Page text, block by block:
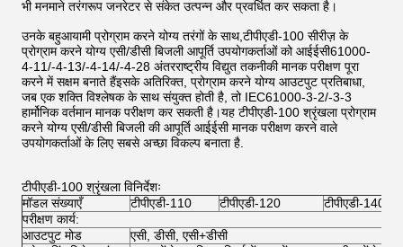
भी मनमाने तरंगरूप जनरेटर से संकेत उत्पन्न और प्रवर्धित कर सकता है।
उनके बहुआयामी प्रोग्राम करने योग्य तरंगों के साथ,टीपीएडी-100 सीरीज़ के
प्रोग्राम करने योग्य एसी/डीसी बिजली आपूर्ति उपयोगकर्ताओं को आईईसी61000-
4-11/-4-13/-4-14/-4-28 अंतरराष्ट्रीय विद्युत तकनीकी मानक परीक्षण पूरा
करने में सक्षम बनाते हैंइसके अतिरिक्त, प्रोग्राम करने योग्य आउटपुट प्रतिबाधा,
जब एक शक्ति विश्लेषक के साथ संयुक्त होती है, तो IEC61000-3-2/-3-3
हार्मोनिक वर्तमान मानक परीक्षण कर सकती है।यह टीपीएडी-100 श्रृंखला प्रोग्राम
करने योग्य एसी/डीसी बिजली की आपूर्ति आईईसी मानक परीक्षण करने वाले
उपयोगकर्ताओं के लिए सबसे अच्छा विकल्प बनाता है.
टीपीएडी-100 श्रृंखला विनिर्देशः
मॉडल संख्याएँ
टीपीएडी-110 टीपीएडी-120
टीपीएडी-140
परीक्षण कार्य:
आउटपुट मोड
एसी, डीसी, एसी+डीसी